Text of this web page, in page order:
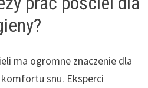
ma ogromne znaczenie dla
snu. Eksperci